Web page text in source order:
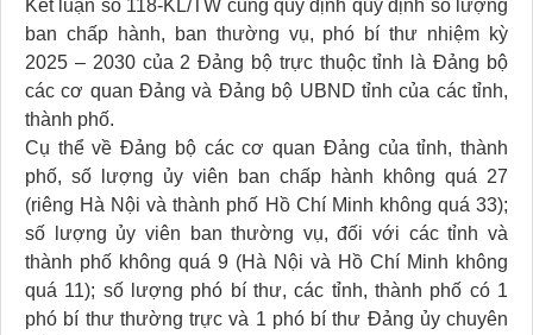
Kết luận số 118-KL/TW cũng quy định quy định số lượng
ban chấp hành, ban thường vụ, phó bí thư nhiệm kỳ
2025 – 2030 của 2 Đảng bộ trực thuộc tỉnh là Đảng bộ
các cơ quan Đảng và Đảng bộ UBND tỉnh của các tỉnh,
thành phố.
Cụ thể về Đảng bộ các cơ quan Đảng của tỉnh, thành
phố, số lượng ủy viên ban chấp hành không quá 27
(riêng Hà Nội và thành phố Hồ Chí Minh không quá 33);
số lượng ủy viên ban thường vụ, đối với các tỉnh và
thành phố không quá 9 (Hà Nội và Hồ Chí Minh không
quá 11); số lượng phó bí thư, các tỉnh, thành phố có 1
phó bí thư thường trực và 1 phó bí thư Đảng ủy chuyên